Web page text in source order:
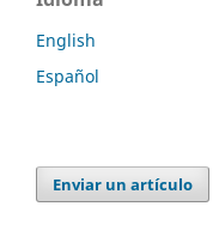
English
Español
Enviar un artículo